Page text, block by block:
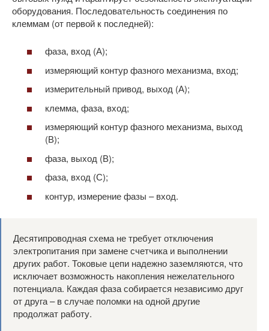
оборудования. Последовательность соединения по
клеммам (от первой к последней):
фаза, вход (А);
измеряющий контур фазного механизма, вход;
измерительный привод, выход (А);
клемма, фаза, вход;
измеряющий контур фазного механизма, выход
(В);
фаза, выход (В);
фаза, вход (С);
контур, измерение фазы – вход.
Десятипроводная схема не требует отключения
электропитания при замене счетчика и выполнении
других работ. Токовые цепи надежно заземляются, что
исключает возможность накопления нежелательного
потенциала. Каждая фаза собирается независимо друг
от друга – в случае поломки на одной другие
продолжат работу.